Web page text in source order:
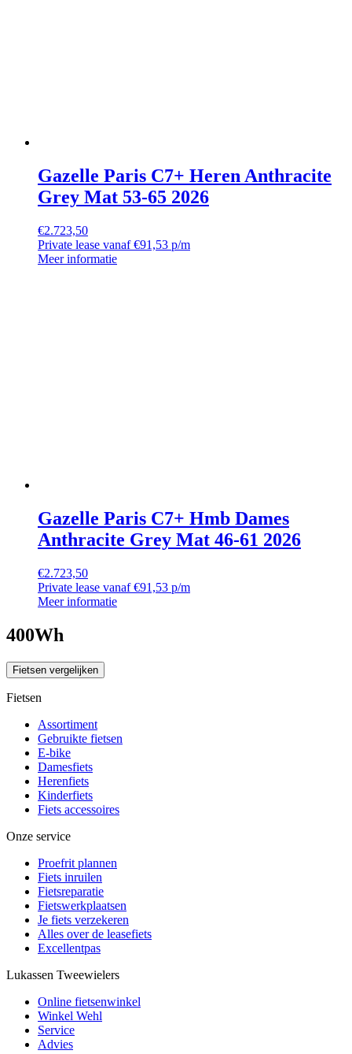
Gazelle Paris C7+ Heren Anthracite
Grey Mat 53-65 2026
€2.723,50
Private lease vanaf €91,53 p/m
Meer informatie
Gazelle Paris C7+ Hmb Dames
Anthracite Grey Mat 46-61 2026
€2.723,50
Private lease vanaf €91,53 p/m
Meer informatie
400Wh
Fietsen vergelijken
Fietsen
Assortiment
Gebruikte fietsen
E-bike
Damesfiets
Herenfiets
Kinderfiets
Fiets accessoires
Onze service
Proefrit plannen
Fiets inruilen
Fietsreparatie
Fietswerkplaatsen
Je fiets verzekeren
Alles over de leasefiets
Excellentpas
Lukassen Tweewielers
Online fietsenwinkel
Winkel Wehl
Service
Advies